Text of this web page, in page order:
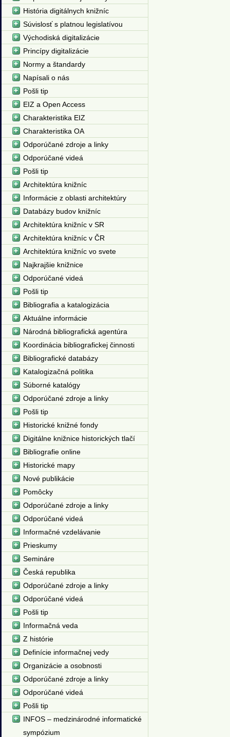
História digitálnych knižníc
Súvislosť s platnou legislatívou
Východiská digitalizácie
Princípy digitalizácie
Normy a štandardy
Napísali o nás
Pošli tip
EIZ a Open Access
Charakteristika EIZ
Charakteristika OA
Odporúčané zdroje a linky
Odporúčané videá
Pošli tip
Architektúra knižníc
Informácie z oblasti architektúry
Databázy budov knižníc
Architektúra knižníc v SR
Architektúra knižníc v ČR
Architektúra knižníc vo svete
Najkrajšie knižnice
Odporúčané videá
Pošli tip
Bibliografia a katalogizácia
Aktuálne informácie
Národná bibliografická agentúra
Koordinácia bibliografickej činnosti
Bibliografické databázy
Katalogizačná politika
Súborné katalógy
Odporúčané zdroje a linky
Pošli tip
Historické knižné fondy
Digitálne knižnice historických tlačí
Bibliografie online
Historické mapy
Nové publikácie
Pomôcky
Odporúčané zdroje a linky
Odporúčané videá
Informačné vzdelávanie
Prieskumy
Semináre
Česká republika
Odporúčané zdroje a linky
Odporúčané videá
Pošli tip
Informačná veda
Z histórie
Definície informačnej vedy
Organizácie a osobnosti
Odporúčané zdroje a linky
Odporúčané videá
Pošli tip
INFOS – medzinárodné informatické
sympózium